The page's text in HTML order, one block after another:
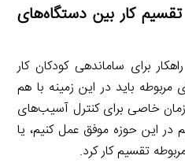
کار بین دستگاه‌های
راهکار برای ساماندهی کودکان کار
مربوطه باید در این زمینه با هم
خاصی برای کنترل آسیب‌های
در این حوزه موفق عمل کنیم، یا
تقسیم کار کرد.